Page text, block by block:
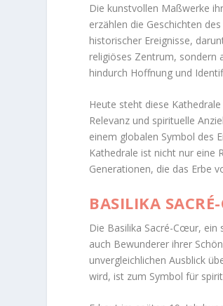
Die kunstvollen Maßwerke
erzählen die Geschichten
historischer Ereignisse,
religiöses Zentrum, sondern
hindurch Hoffnung und
Heute steht diese
Relevanz und spirituelle
einem globalen Symbol des
Kathedrale ist nicht nur eine
Generationen, die das Erbe
BASILIKA
Die Basilika Sacré-Cœur, ein
auch Bewunderer ihrer
unvergleichlichen Ausblick
wird, ist zum Symbol für